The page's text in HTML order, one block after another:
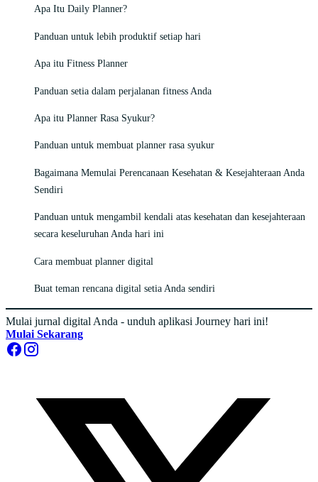
Apa Itu Daily Planner?
Panduan untuk lebih produktif setiap hari
Apa itu Fitness Planner
Panduan setia dalam perjalanan fitness Anda
Apa itu Planner Rasa Syukur?
Panduan untuk membuat planner rasa syukur
Bagaimana Memulai Perencanaan Kesehatan & Kesejahteraan Anda
Sendiri
Panduan untuk mengambil kendali atas kesehatan dan kesejahteraan
secara keseluruhan Anda hari ini
Cara membuat planner digital
Buat teman rencana digital setia Anda sendiri
Mulai jurnal digital Anda - unduh aplikasi Journey hari ini!
Mulai Sekarang